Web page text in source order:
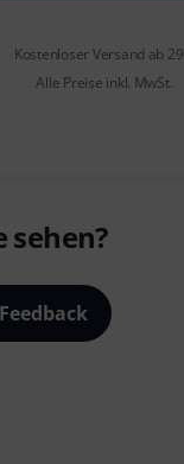
Kostenloser Versand ab
Alle Preise inkl. MwSt.
sehen?